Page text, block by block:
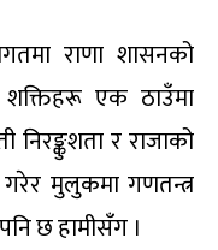
राणा शासनको
शक्तिहरू एक ठाउँमा
र राजाको
गरेर मुलुकमा गणतन्त्र
छ हामीसँग ।